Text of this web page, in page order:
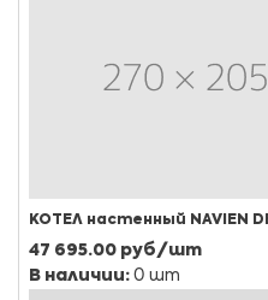
КОТЕЛ настенный NAVIEN
47 695.00 руб/шт
В наличии: 0 шт